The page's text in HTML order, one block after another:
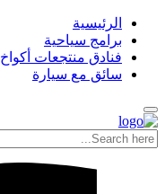
الرئيسية
برامج سياحية
فنادق منتجعات أكواخ
سائق مع سيارة